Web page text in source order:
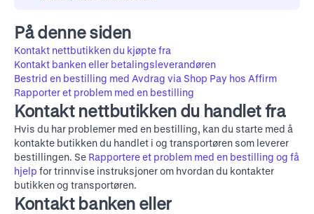
På denne siden
Kontakt nettbutikken du kjøpte fra
Kontakt banken eller betalingsleverandøren
Bestrid en bestilling med Avdrag via Shop Pay hos Affirm
Rapporter et problem med en bestilling
Kontakt nettbutikken du handlet fra
Hvis du har problemer med en bestilling, kan du starte med å
kontakte butikken du handlet i og transportøren som leverer
bestillingen. Se Rapportere et problem med en bestilling og få
hjelp for trinnvise instruksjoner om hvordan du kontakter
butikken og transportøren.
Kontakt banken eller